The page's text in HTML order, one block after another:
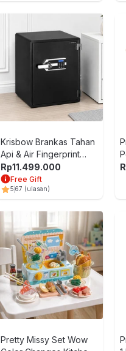
Krisbow Brankas Tahan
Api & Air Fingerprint
53x48.3x61 cm
FP3503F - Hitam
Rp11.499.000
Free Gift
5 67 (ulasan)
Pretty Missy Set Wow